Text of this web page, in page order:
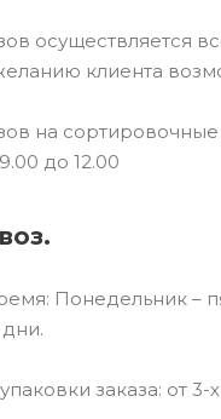
осуществляется
клиента
на
до 12.00
Понедельник –
заказа: от